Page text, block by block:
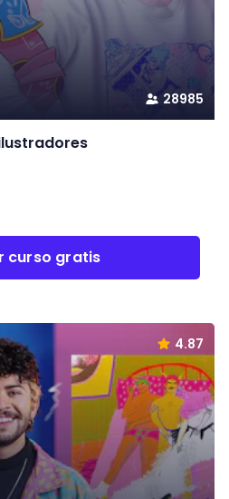
28985
curso gratis
4.87